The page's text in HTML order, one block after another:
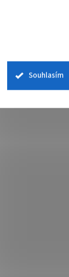
Souhlasím